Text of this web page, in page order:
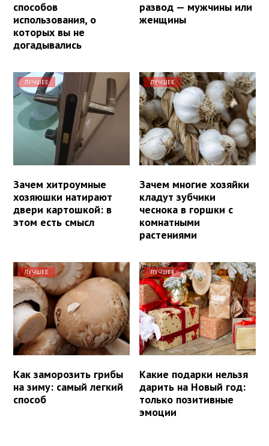
способов
использования, о
которых вы не
догадывались
развод — мужчины или
женщины
ЛУЧШЕЕ
Зачем хитроумные
хозяюшки натирают
двери картошкой: в
этом есть смысл
ЛУЧШЕЕ
Зачем многие хозяйки
кладут зубчики
чеснока в горшки с
комнатными
растениями
ЛУЧШЕЕ
Как заморозить грибы
на зиму: самый легкий
способ
ЛУЧШЕЕ
Какие подарки нельзя
дарить на Новый год:
только позитивные
эмоции